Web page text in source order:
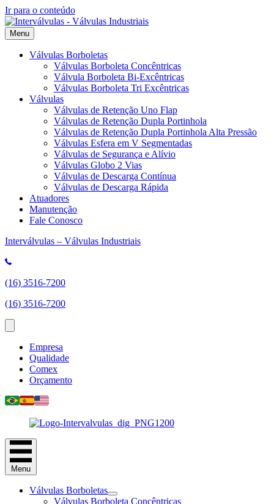
Ir para o conteúdo
Menu
Válvulas Borboletas
Válvulas Borboleta Concêntricas
Válvula Borboleta Bi-Excêntricas
Válvulas Borboleta Tri Excêntricas
Válvulas
Válvulas de Retenção Uno Flap
Válvulas de Retenção Dupla Portinhola
Válvulas de Retenção Dupla Portinhola Alta Pressão
Válvulas Esfera em V Segmentadas
Válvulas de Segurança e Alívio
Válvulas Globo 2 Vias
Válvulas de Descarga Contínua
Válvulas de Descarga Rápida
Atuadores
Manutenção
Fale Conosco
Interválvulas – Válvulas Industriais
(16) 3516-7200
(16) 3516-7200
Empresa
Qualidade
Comex
Orçamento
Menu
Válvulas Borboletas
Válvulas Borboleta Concêntricas